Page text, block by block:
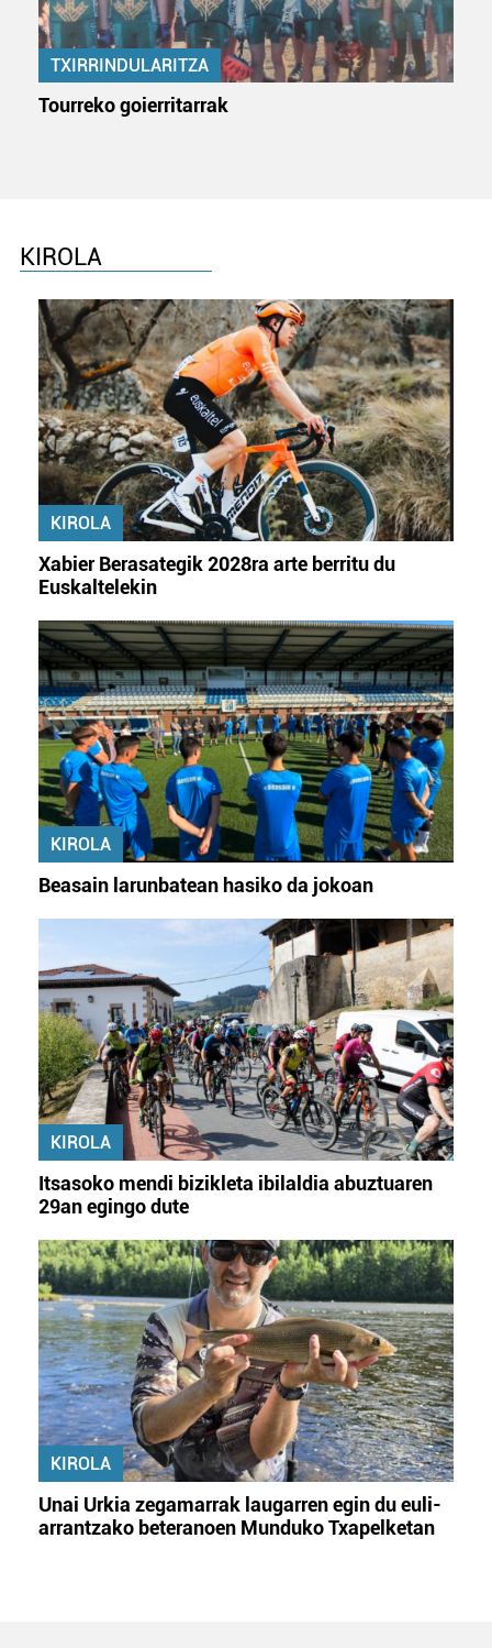
TXIRRINDULARITZA
Tourreko goierritarrak
KIROLA
KIROLA
Xabier Berasategik 2028ra arte berritu du
Euskaltelekin
KIROLA
Beasain larunbatean hasiko da jokoan
KIROLA
Itsasoko mendi bizikleta ibilaldia abuztuaren
29an egingo dute
KIROLA
Unai Urkia zegamarrak laugarren egin du euli-
arrantzako beteranoen Munduko Txapelketan